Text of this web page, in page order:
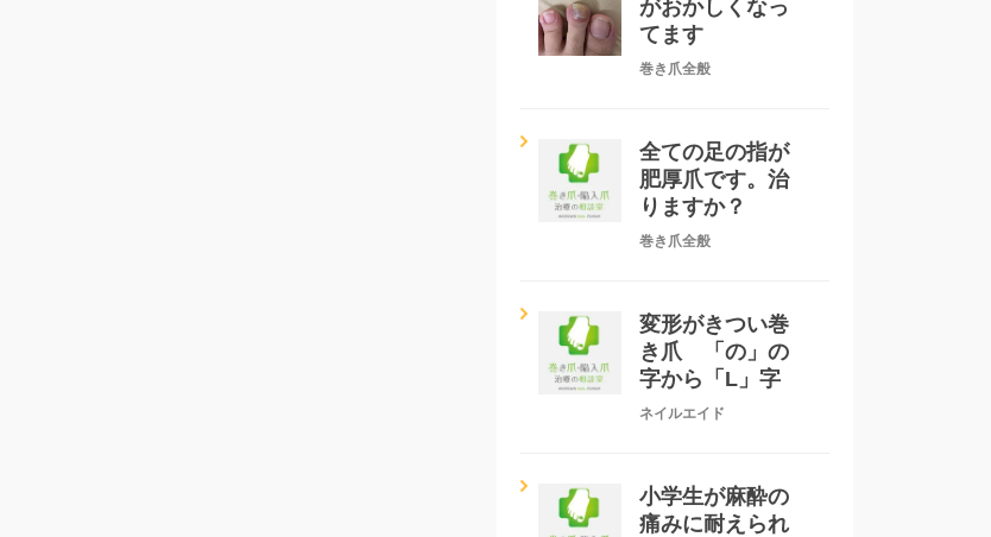
がおかしくなっ
てます
巻き爪全般
全ての足の指が
肥厚爪です。治
りますか？
巻き爪全般
変形がきつい巻
き爪 「の」の
字から「L」字
ネイルエイド
小学生が麻酔の
痛みに耐えられ